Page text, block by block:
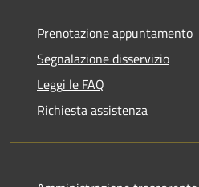
Prenotazione appuntamento
Segnalazione disservizio
Leggi le FAQ
Richiesta assistenza